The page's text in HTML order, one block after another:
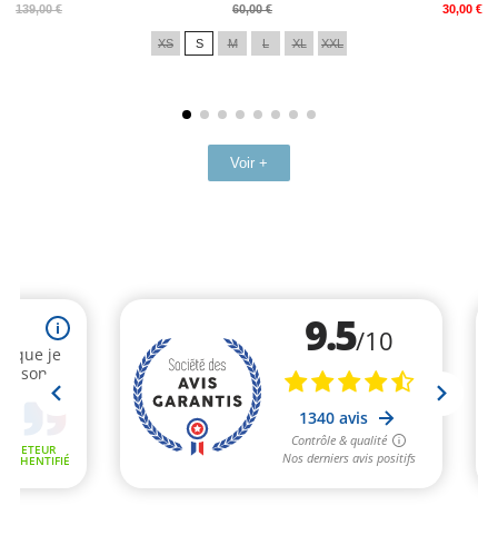
139,00 €
Prix
60,00 € 30,00 €
Prix
XS S M L XL XXL
Voir +